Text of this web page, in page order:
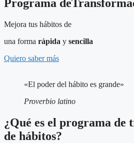
Programa
Mejora tus hábitos de
una forma rápida y sencilla
Quiero saber más
«El poder del hábito es grande»
Proverbio latino
¿Qué es el programa de
de hábitos?